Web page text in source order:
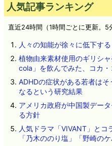
人気記事ランキング
直近24時間（1時間ごとに更新。5
人々の知能が徐々に低下す
植物由来素材使用のギリシ
cola」を飲んでみた、コカ
ADHDの症状がある若者は
なるという研究結果
アメリカ政府が中国製デー
る方針
人気ドラマ「VIVANT」とコ
「乃木ののり塩」「野崎の